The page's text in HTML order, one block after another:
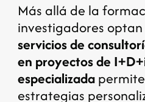
Más allá de la
investigadores
servicios de
en proyectos de
especializada
estrategias